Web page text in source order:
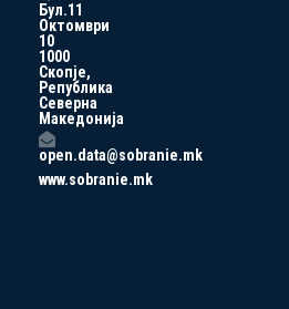
Бул.11
Октомври
10
1000
Скопје,
Република
Северна
Македонија
open.data@sobranie.mk
www.sobranie.mk